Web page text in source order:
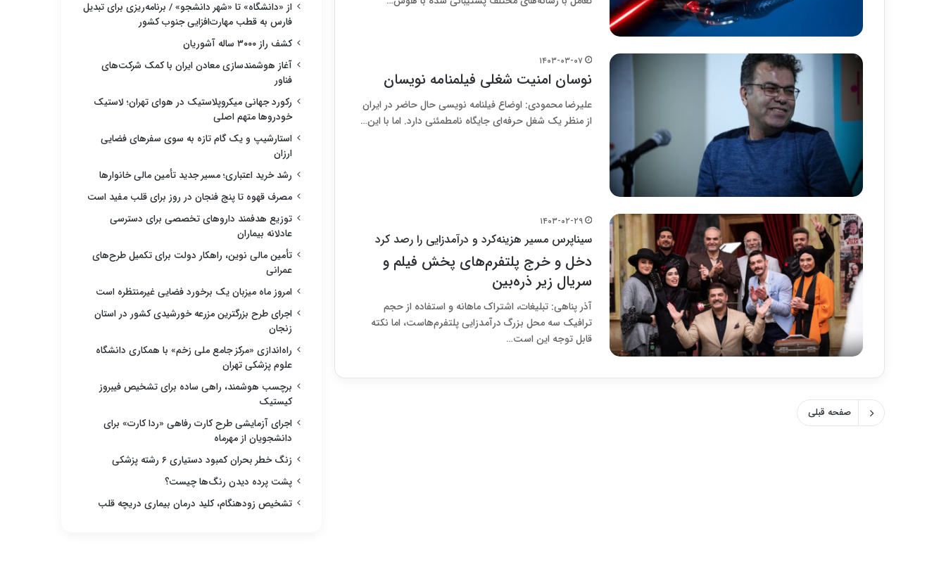
۱۴۰۳-۰۳-۰۷
نوسان امنیت شغلی فیلمنامه نویسان
علیرضا محمودی: اوضاع فیلنامه نویسی حال حاضر در ایران
از منظر یک شغل حرفه‌ای جایگاه نامطمئنی دارد. اما با این…
۱۴۰۳-۰۲-۲۹
سیناپرس مسیر هزینه‌کرد و درآمدزایی را رصد کرد
دخل و خرج پلتفرم‌های پخش فیلم و
سریال زیر ذره‌بین
آذر پناهی: تبلیغات، اشتراک ماهانه و استفاده از حجم
ترافیک سه محل بزرگ درآمدزایی پلتفرم‌هاست، اما نکته
قابل توجه این است…
صفحه قبلی
از «دانشگاه» تا «شهر دانشجو» / برنامه‌ریزی برای تبدیل
فارس به قطب مهارت‌افزایی جنوب کشور
کشف راز ۳۰۰۰ ساله آشوریان
آغاز هوشمندسازی معادن ایران با کمک شرکت‌های
فناور
رکورد جهانی میکروپلاستیک در هوای تهران؛ لاستیک
خودروها متهم اصلی
استارشیپ و یک گام تازه به سوی سفرهای فضایی
ارزان
رشد خرید اعتباری؛ مسیر جدید تأمین مالی خانوارها
مصرف قهوه تا پنج فنجان در روز برای قلب مفید است
توزیع هدفمند داروهای تخصصی برای دسترسی
عادلانه بیماران
تأمین مالی نوین، راهکار دولت برای تکمیل طرح‌های
عمرانی
امروز ماه میزبان یک برخورد فضایی غیرمنتظره است
اجرای طرح بزرگترین مزرعه خورشیدی کشور در استان
زنجان
راه‌اندازی «مرکز جامع ملی زخم» با همکاری دانشگاه
علوم پزشکی تهران
برچسب هوشمند، راهی ساده برای تشخیص فیبروز
کیستیک
اجرای آزمایشی طرح کارت رفاهی «ردا کارت» برای
دانشجویان از مهرماه
زنگ خطر بحران کمبود دستیاری ۶ رشته پزشکی
پشت پرده دیدن رنگ‌ها چیست؟
تشخیص زودهنگام، کلید درمان بیماری دریچه قلب